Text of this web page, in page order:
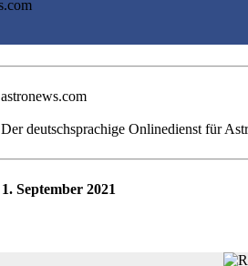
astronews.com
Der deutschsprachige Onlinedienst für
1. September 2021